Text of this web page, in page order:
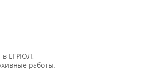
в ЕГРЮЛ,
работы.